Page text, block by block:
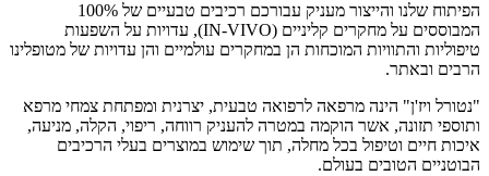
הפיתוח שלנו והייצור מעניק עבורכם רכיבים טבעיים של 100%
המבוססים על מחקרים קליניים (IN-VIVO), עדויות על השפעות
טיפוליות והתוויות המוכחות הן במחקרים עולמיים והן עדויות של מטופלינו
הרבים ובאתר.
"נטורל ויז'ן" הינה מרפאה לרפואה טבעית, יצרנית ומפתחת צמחי מרפא
ותוספי תזונה, אשר הוקמה במטרה להעניק רווחה, ריפוי, הקלה, מניעה,
איכות חיים וטיפול בכל מחלה, תוך שימוש במוצרים בעלי הרכיבים
הבוטניים הטובים בעולם.